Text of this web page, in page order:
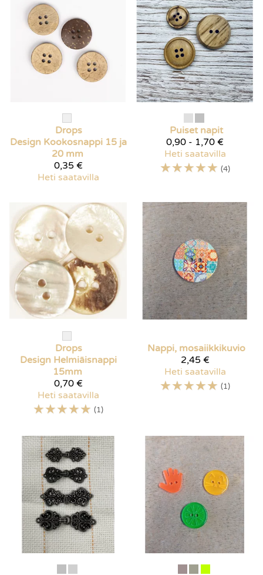
Drops
Design Kookosnappi 15 ja
20 mm
0,35 €
Heti saatavilla
Puiset napit
0,90 - 1,70 €
Heti saatavilla
☆☆☆☆☆ (4)
Drops
Design Helmiäisnappi
15mm
0,70 €
Heti saatavilla
☆☆☆☆☆ (1)
Nappi, mosaiikkikuvio
2,45 €
Heti saatavilla
☆☆☆☆☆ (1)